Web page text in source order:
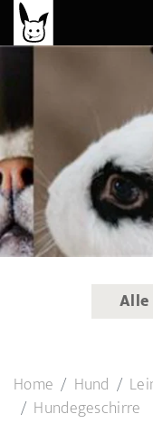
Alle
Home Hund
Hundegeschirre